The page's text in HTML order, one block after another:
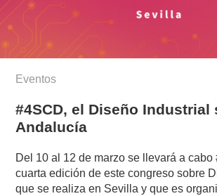
Eventos
#4SCD, el Diseño Industrial
Andalucía
Del 10 al 12 de marzo se llevará a cabo
cuarta edición de este congreso sobre
que se realiza en Sevilla y que es